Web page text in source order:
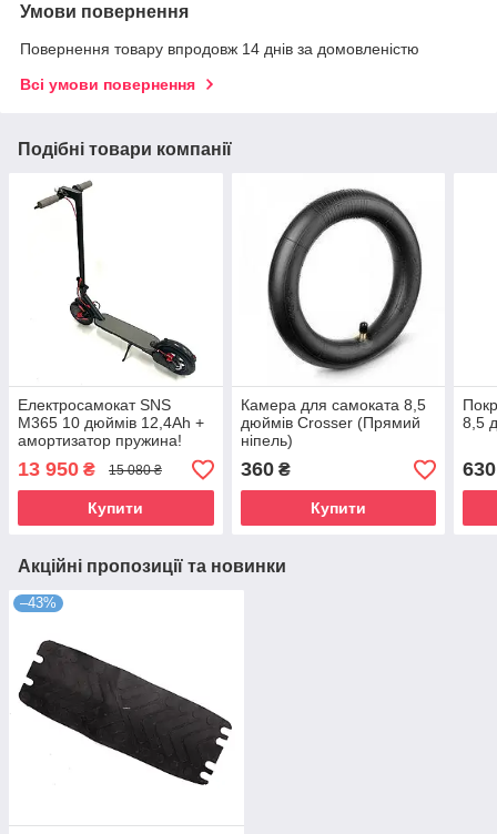
Умови повернення
Повернення товару впродовж 14 днів за домовленістю
Всі умови повернення
Подібні товари компанії
Електросамокат SNS
M365 10 дюймів 12,4Ah +
амортизатор пружина!
13 950 ₴ 15 080 ₴
Купити
Камера для самоката 8,5
дюймів Crosser (Прямий
ніпель)
360₴
Купити
8,5
630
Акційні пропозиції та новинки
–43%